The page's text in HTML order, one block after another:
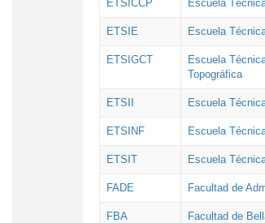
ETSICCP Escuela
ETSIE Escuela
ETSIGCT
Escuela
Topográfica
ETSII Escuela
ETSINF Escuela
ETSIT Escuela
FADE Facultad de
FBA Facultad de